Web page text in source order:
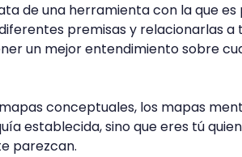
de una herramienta con la que
premisas y relacionarlas a
un mejor entendimiento sobre
conceptuales, los mapas
establecida, sino que eres tú
parezcan.